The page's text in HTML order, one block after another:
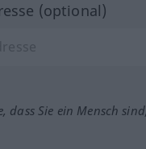
(optional)
dass Sie ein Mensch